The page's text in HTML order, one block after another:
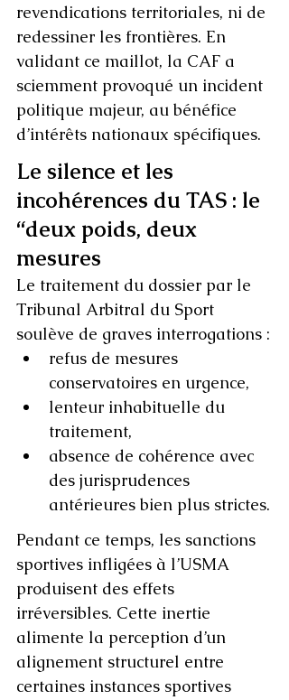
revendications territoriales, ni de
redessiner les frontières. En
validant ce maillot, la CAF a
sciemment provoqué un incident
politique majeur, au bénéfice
d’intérêts nationaux spécifiques.
Le silence et les
incohérences du TAS : le
“deux poids, deux
mesures
Le traitement du dossier par le
Tribunal Arbitral du Sport
soulève de graves interrogations :
refus de mesures
conservatoires en urgence,
lenteur inhabituelle du
traitement,
absence de cohérence avec
des jurisprudences
antérieures bien plus strictes.
Pendant ce temps, les sanctions
sportives infligées à l’USMA
produisent des effets
irréversibles. Cette inertie
alimente la perception d’un
alignement structurel entre
certaines instances sportives